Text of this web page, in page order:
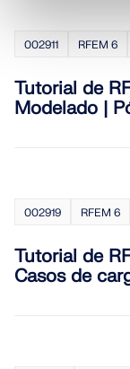
002911 RFEM 6
Tutorial de
Modelado |
002919 RFEM 6
Tutorial de
Casos de